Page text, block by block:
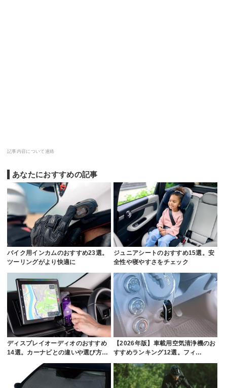
記事内容について連絡
あなたにおすすめの記事
バイク用インカムのおすすめ23選。
ツーリングがより快適に
ジュニアシートのおすすめ15選。安
全性や寝やすさをチェック
ディスプレイオーディオのおすすめ
14選。カーナビとの違いや選び方…
【2026年版】車載用空気清浄機のお
すすめランキング12選。フィ…